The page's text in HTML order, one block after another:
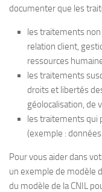
documenter que les
les traitements non
relation client,
ressources
les traitements
droits et libertés
géolocalisation, de
les traitements qui
(exemple :
Pour vous aider dans
un exemple de modèle
du modèle de la CNIL